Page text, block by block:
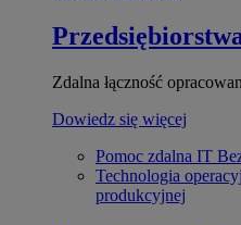
Zdalna łączność
Dowiedz się więcej
Pomoc zdalna IT
Technologia
produkcyjnej